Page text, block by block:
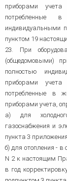
приборами
потребленные
индивидуальными
пунктом 19
23. При
(общедомовыми)
полностью
приборами
потребленные в
приборами учета,
а) для
газоснабжения и
пункта 3
б) для отопления - в
N 2 к настоящим
в год